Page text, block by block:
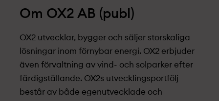
Om OX2 AB (publ)
OX2 utvecklar, bygger och säljer storskaliga
lösningar inom förnybar energi. OX2 erbjuder
även förvaltning av vind- och solparker efter
färdigställande. OX2s utvecklingsportfölj
består av både egenutvecklade och